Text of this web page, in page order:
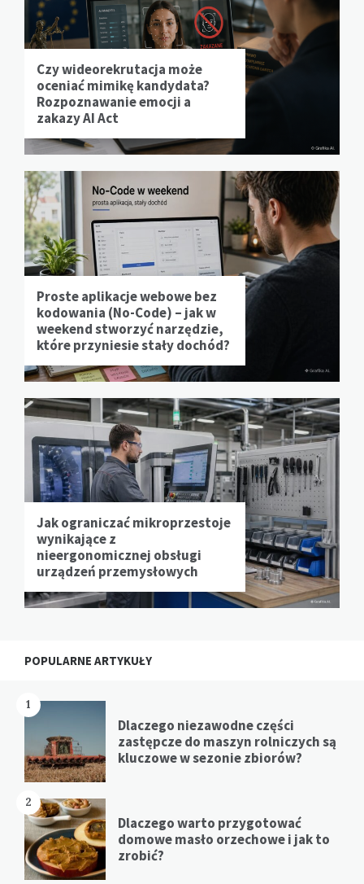
Czy wideorekrutacja może
oceniać mimikę kandydata?
Rozpoznawanie emocji a
zakazy AI Act
Proste aplikacje webowe bez
kodowania (No-Code) – jak w
weekend stworzyć narzędzie,
które przyniesie stały dochód?
Jak ograniczać mikroprzestoje
wynikające z
nieergonomicznej obsługi
urządzeń przemysłowych
POPULARNE ARTYKUŁY
1
Dlaczego niezawodne części
zastępcze do maszyn rolniczych są
kluczowe w sezonie zbiorów?
2
Dlaczego warto przygotować
domowe masło orzechowe i jak to
zrobić?